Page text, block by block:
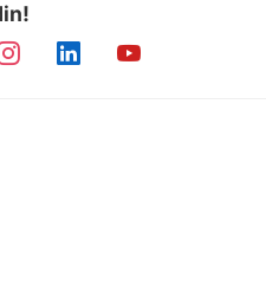
100 yaşında